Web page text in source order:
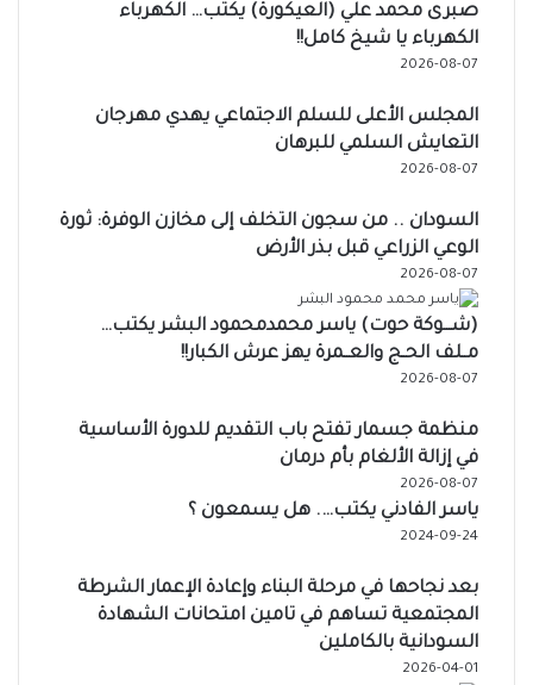
صبرى محمد علي (العيكورة) يكتب… الكهرباء
الكهرباء يا شيخ كامل!!
2026-08-07
المجلس الأعلى للسلم الاجتماعي يهدي مهرجان
التعايش السلمي للبرهان
2026-08-07
السودان .. من سجون التخلف إلى مخازن الوفرة: ثورة
الوعي الزراعي قبل بذر الأرض
2026-08-07
(شـــوكة حوت) ياسر محمدمحمود البشر يكتب…
مــلف الحــج والعــمرة يهز عرش الكبار!!
2026-08-07
منظمة جسمار تفتح باب التقديم للدورة الأساسية
في إزالة الألغام بأم درمان
2026-08-07
ياسر الفادني يكتب…. هل يسمعون ؟
2024-09-24
بعد نجاحها في مرحلة البناء وإعادة الإعمار الشرطة
المجتمعية تساهم في تامين امتحانات الشهادة
السودانية بالكاملين
2026-04-01